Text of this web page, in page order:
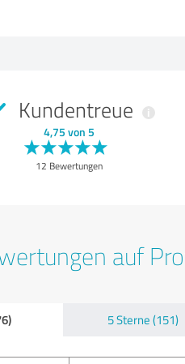
Kundentreue
4,75 von 5
12 Bewertungen
auf
5 Sterne (151)